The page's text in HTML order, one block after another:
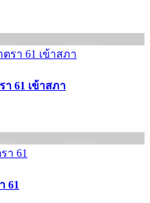
า 61 เข้าสภา
61